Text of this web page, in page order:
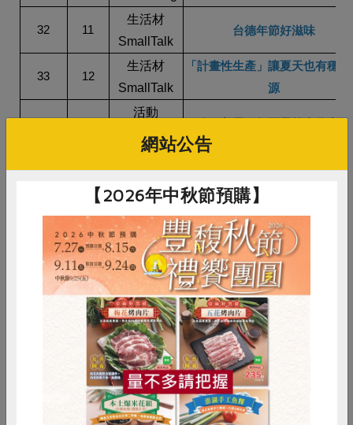
32 11
生活材
SmallTalk
台德年節好滋味
33 12
生活材
SmallTalk
「計畫性生產」讓夏天也有穩定
源
活動
Connection
公平貿易，無國界的合作力量
35 14 合作社對談：這些日子的酸甘
36 15
生活材
SmallTalk
有機桶柑的永續堅持
37 16
生活材
SmallTalk
當主婦遇上好丘
17
議題
Discussing
「10%的貢獻成就100%的美好
—合作社的公益實踐
18
活動
Connection
綠色生活的實踐者
19
合作社
HomeStay
合作教育種子-
花蓮東華校園儲蓄互助社
RPET 食譜 減硝酸鹽
雞蛋 食安 共同購買
網站公告
【2026年中秋節預購】